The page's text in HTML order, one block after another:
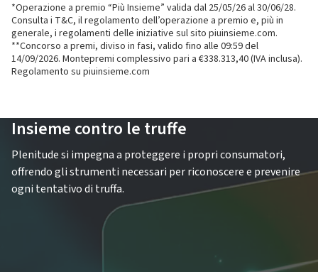
*Operazione a premio “Più Insieme” valida dal 25‌/05‌/26‌ al 30‌/06‌/28‌.
Consulta i T&C, il regolamento dell’operazione a premio e, più in
generale, i regolamenti delle iniziative sul sito piuinsieme.com.
**Concorso a premi, diviso in fasi, valido fino alle 09:59 del
14/09/2026. Montepremi complessivo pari a €338.313,40 (IVA inclusa).
Regolamento su piuinsieme.com
Insieme contro le truffe
Plenitude si impegna a proteggere i propri consumatori,
offrendo gli strumenti necessari per riconoscere e prevenire
ogni tentativo di truffa.